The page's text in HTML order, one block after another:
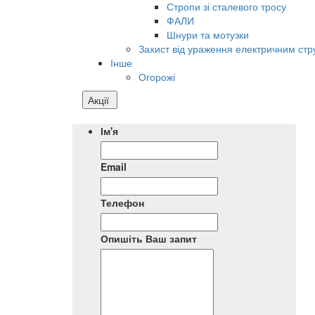
Стропи зі сталевого тросу
ФАЛИ
Шнури та мотузки
Захист від ураження електричним
Інше
Огорожі
Акції
Ім'я
Email
Телефон
Опишіть Ваш запит